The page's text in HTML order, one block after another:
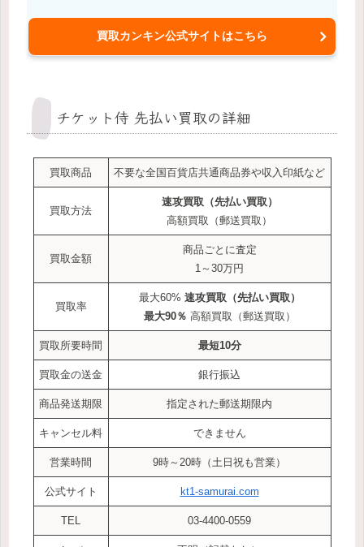
買取カンキン公式サイトはこちら
チケット侍 先払い買取の詳細
買取商品 不要な全国百貨店共通商品券や収入印紙など
買取方法
速攻買取（先払い買取）
高額買取（郵送買取）
買取金額
商品ごとに査定
1～30万円
買取率
最大60% 速攻買取（先払い買取）
最大90％ 高額買取（郵送買取）
買取所要時間 最短10分
買取金の送金 銀行振込
商品発送期限 指定された郵送期限内
キャンセル料 できません
営業時間 9時～20時（土日祝も営業）
公式サイト kt1-samurai.com
TEL 03-4400-0559